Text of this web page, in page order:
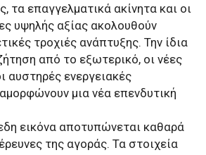
τα επαγγελματικά ακίνητα και οι
υψηλής αξίας ακολουθούν
τροχιές ανάπτυξης. Την ίδια
από το εξωτερικό, οι νέες
αυστηρές ενεργειακές
μια νέα επενδυτική
εικόνα αποτυπώνεται καθαρά
της αγοράς. Τα στοιχεία